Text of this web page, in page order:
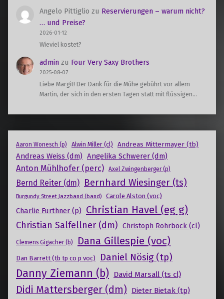
Angelo Pittiglio zu Reservierungen – warum nicht?
… und Preise?
2026-01-12
Wieviel kostet?
admin zu Four Very Saxy Brothers
2025-08-07
Liebe Margit! Der Dank für die Mühe gebührt vor allem
Martin, der sich in den ersten Tagen statt mit flüssigen…
Aaron Wonesch (p) Alwin Miller (cl) Andreas Mittermayer (tb)
Andreas Weiss (dm) Angelika Schwerer (dm)
Anton Mühlhofer (perc) Axel Zwingenberger (p)
Bernd Reiter (dm) Bernhard Wiesinger (ts)
Burgundy Street Jazzband (band) Carole Alston (voc)
Charlie Furthner (p) Christian Havel (eg g)
Christian Salfellner (dm) Christoph Rohrböck (cl)
Clemens Gigacher (b) Dana Gillespie (voc)
Dan Barrett (tb tp co p voc) Daniel Nösig (tp)
Danny Ziemann (b) David Marsall (ts cl)
Didi Mattersberger (dm) Dieter Bietak (tp)